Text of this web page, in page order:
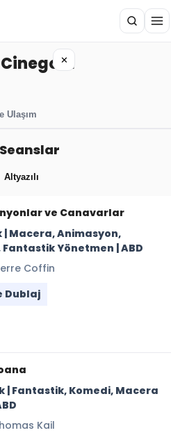
✕
Ulaşım
Altyazılı
ve Canavarlar
| Macera, Animasyon,
Yönetmen | ABD
Coffin
Dublaj
| Fantastik, Komedi, Macera
Kail